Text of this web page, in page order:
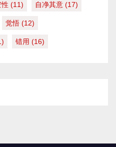
性 (11) 自净其意 (17)
觉悟 (12)
错用 (16)